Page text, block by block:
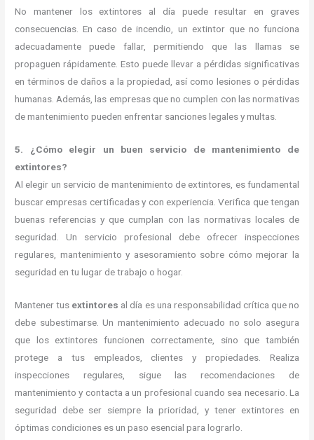
No mantener los extintores al día puede resultar en graves
consecuencias. En caso de incendio, un extintor que no funciona
adecuadamente puede fallar, permitiendo que las llamas se
propaguen rápidamente. Esto puede llevar a pérdidas significativas
en términos de daños a la propiedad, así como lesiones o pérdidas
humanas. Además, las empresas que no cumplen con las normativas
de mantenimiento pueden enfrentar sanciones legales y multas.
5. ¿Cómo elegir un buen servicio de mantenimiento de
extintores?
Al elegir un servicio de mantenimiento de extintores, es fundamental
buscar empresas certificadas y con experiencia. Verifica que tengan
buenas referencias y que cumplan con las normativas locales de
seguridad. Un servicio profesional debe ofrecer inspecciones
regulares, mantenimiento y asesoramiento sobre cómo mejorar la
seguridad en tu lugar de trabajo o hogar.
Mantener tus extintores al día es una responsabilidad crítica que no
debe subestimarse. Un mantenimiento adecuado no solo asegura
que los extintores funcionen correctamente, sino que también
protege a tus empleados, clientes y propiedades. Realiza
inspecciones regulares, sigue las recomendaciones de
mantenimiento y contacta a un profesional cuando sea necesario. La
seguridad debe ser siempre la prioridad, y tener extintores en
óptimas condiciones es un paso esencial para lograrlo.